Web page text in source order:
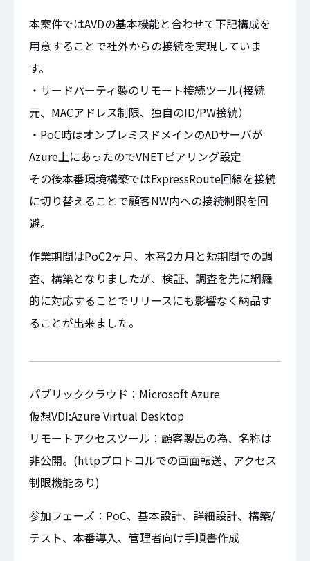
本案件ではAVDの基本機能と合わせて下記構成を
用意することで社外からの接続を実現していま
す。
・サードパーティ製のリモート接続ツール(接続
元、MACアドレス制限、独自のID/PW接続）
・PoC時はオンプレミスドメインのADサーバが
Azure上にあったのでVNETピアリング設定
その後本番環境構築ではExpressRoute回線を接続
に切り替えることで顧客NW内への接続制限を回
避。
作業期間はPoC2ヶ月、本番2カ月と短期間での調
査、構築となりましたが、検証、調査を先に網羅
的に対応することでリリースにも影響なく納品す
ることが出来ました。
パブリッククラウド：Microsoft Azure
仮想VDI:Azure Virtual Desktop
リモートアクセスツール：顧客製品の為、名称は
非公開。(httpプロトコルでの画面転送、アクセス
制限機能あり)
参加フェーズ：PoC、基本設計、詳細設計、構築/
テスト、本番導入、管理者向け手順書作成